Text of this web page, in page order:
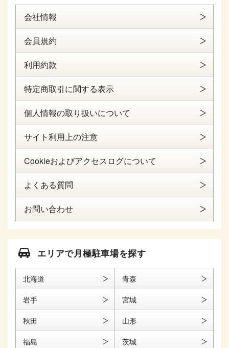
会社情報
会員規約
利用約款
特定商取引に関する表示
個人情報の取り扱いについて
サイト利用上の注意
Cookieおよびアクセスログについて
よくある質問
お問い合わせ
エリアで月極駐車場を探す
北海道 青森
岩手 宮城
秋田 山形
福島 茨城